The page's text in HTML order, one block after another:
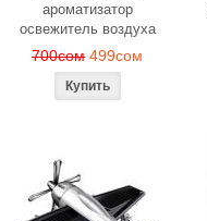
ароматизатор
освежитель воздуха
700сом 499сом